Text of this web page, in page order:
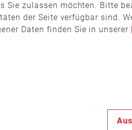
Sie zulassen möchten. Bitte
der Seite verfügbar sind.
Daten finden Sie in unserer